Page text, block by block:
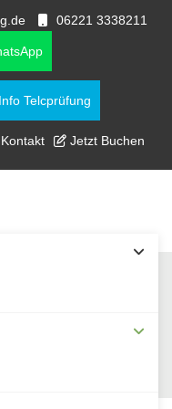
06221 3338211
Info Telcprüfung
Kontakt Jetzt Buchen